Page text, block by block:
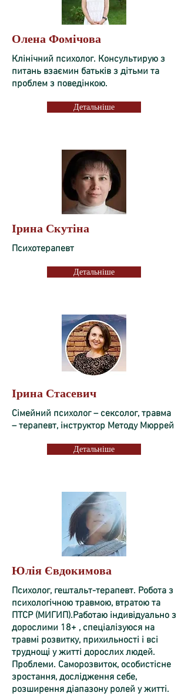
Олена Фомічова
Клінічний психолог. Консультирую з
питань взаємин батьків з дітьми та
проблем з поведінкою.
Детальніше
Ірина Скутіна
Психотерапевт
Детальніше
Ірина Стасевич
Сімейний психолог – сексолог, травма
– терапевт, інструктор Методу Мюррей
Детальніше
Юлія Євдокимова
Психолог, гештальт-терапевт. Робота з
психологічною травмою, втратою та
ПТСР (МИГИП).Работаю індивідуально з
дорослими 18+ , спеціалізуюся на
травмі розвитку, прихильності і всі
труднощі у житті дорослих людей.
Проблеми. Саморозвиток, особистісне
зростання, дослідження себе,
розширення діапазону ролей у житті.